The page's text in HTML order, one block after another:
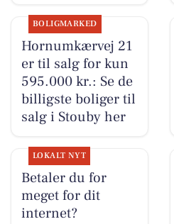
BOLIGMARKED
Hornumkærvej 21
er til salg for kun
595.000 kr.: Se de
billigste boliger til
salg i Stouby her
LOKALT NYT
Betaler du for
meget for dit
internet?